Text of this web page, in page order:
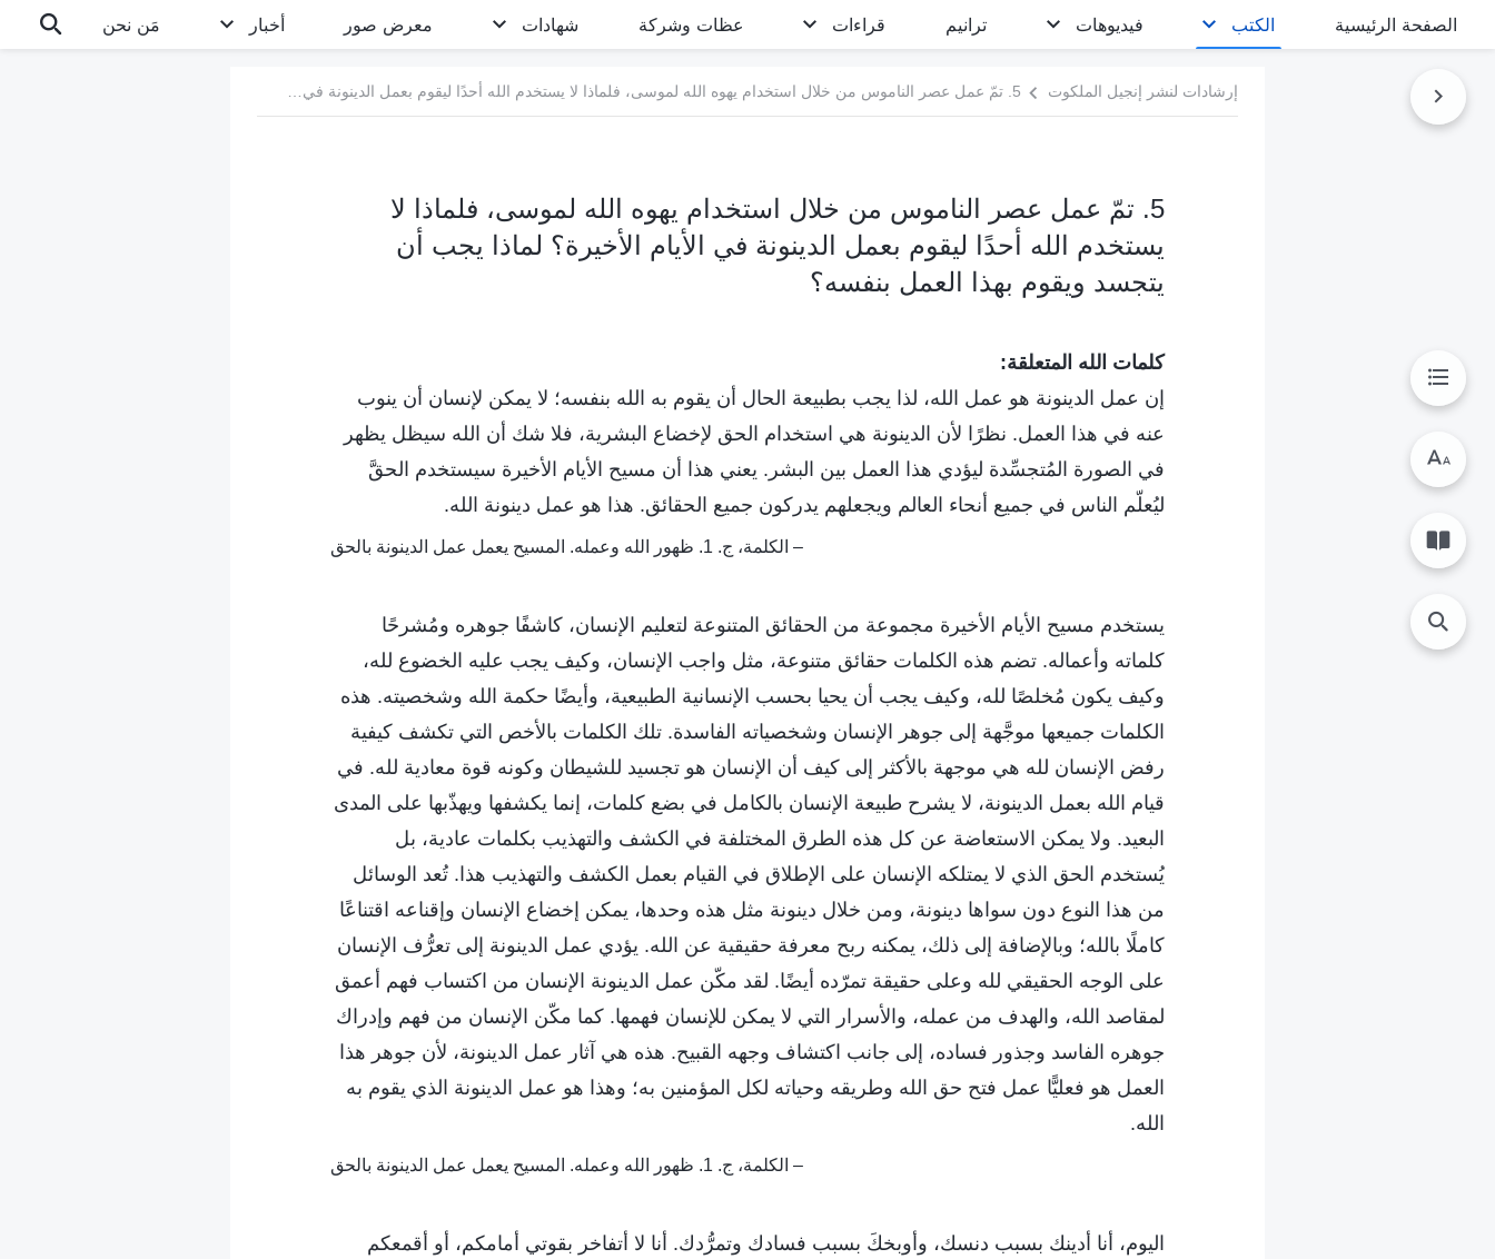
الصفحة الرئيسية الكتب فيديوهات ترانيم قراءات عظات وشركة شهادات معرض صور أخبار مَن نحن
إرشادات لنشر إنجيل الملكوت
5. تمّ عمل عصر الناموس من خلال استخدام يهوه الله لموسى، فلماذا لا
يستخدم الله أحدًا ليقوم بعمل الدينونة في الأيام الأخيرة؟ لماذا يجب أن
يتجسد ويقوم بهذا العمل بنفسه؟
كلمات الله المتعلقة:
إن عمل الدينونة هو عمل الله، لذا يجب بطبيعة الحال أن يقوم به الله بنفسه؛ لا يمكن لإنسان أن ينوب
عنه في هذا العمل. نظرًا لأن الدينونة هي استخدام الحق لإخضاع البشرية، فلا شك أن الله سيظل يظهر
في الصورة المُتجسِّدة ليؤدي هذا العمل بين البشر. يعني هذا أن مسيح الأيام الأخيرة سيستخدم الحقَّ
ليُعلّم الناس في جميع أنحاء العالم ويجعلهم يدركون جميع الحقائق. هذا هو عمل دينونة الله.
– الكلمة، ج. 1. ظهور الله وعمله. المسيح يعمل عمل الدينونة بالحق
يستخدم مسيح الأيام الأخيرة مجموعة من الحقائق المتنوعة لتعليم الإنسان، كاشفًا جوهره ومُشرحًا
كلماته وأعماله. تضم هذه الكلمات حقائق متنوعة، مثل واجب الإنسان، وكيف يجب عليه الخضوع لله،
وكيف يكون مُخلصًا لله، وكيف يجب أن يحيا بحسب الإنسانية الطبيعية، وأيضًا حكمة الله وشخصيته. هذه
الكلمات جميعها موجَّهة إلى جوهر الإنسان وشخصياته الفاسدة. تلك الكلمات بالأخص التي تكشف كيفية
رفض الإنسان لله هي موجهة بالأكثر إلى كيف أن الإنسان هو تجسيد للشيطان وكونه قوة معادية لله. في
قيام الله بعمل الدينونة، لا يشرح طبيعة الإنسان بالكامل في بضع كلمات، إنما يكشفها ويهذّبها على المدى
البعيد. ولا يمكن الاستعاضة عن كل هذه الطرق المختلفة في الكشف والتهذيب بكلمات عادية، بل
يُستخدم الحق الذي لا يمتلكه الإنسان على الإطلاق في القيام بعمل الكشف والتهذيب هذا. تُعد الوسائل
من هذا النوع دون سواها دينونة، ومن خلال دينونة مثل هذه وحدها، يمكن إخضاع الإنسان وإقناعه اقتناعًا
كاملًا بالله؛ وبالإضافة إلى ذلك، يمكنه ربح معرفة حقيقية عن الله. يؤدي عمل الدينونة إلى تعرُّف الإنسان
على الوجه الحقيقي لله وعلى حقيقة تمرّده أيضًا. لقد مكّن عمل الدينونة الإنسان من اكتساب فهم أعمق
لمقاصد الله، والهدف من عمله، والأسرار التي لا يمكن للإنسان فهمها. كما مكّن الإنسان من فهم وإدراك
جوهره الفاسد وجذور فساده، إلى جانب اكتشاف وجهه القبيح. هذه هي آثار عمل الدينونة، لأن جوهر هذا
العمل هو فعليًّا عمل فتح حق الله وطريقه وحياته لكل المؤمنين به؛ وهذا هو عمل الدينونة الذي يقوم به
الله.
– الكلمة، ج. 1. ظهور الله وعمله. المسيح يعمل عمل الدينونة بالحق
اليوم، أنا أدينك بسبب دنسك، وأوبخكَ بسبب فسادك وتمرُّدك. أنا لا أتفاخر بقوتي أمامكم، أو أقمعكم